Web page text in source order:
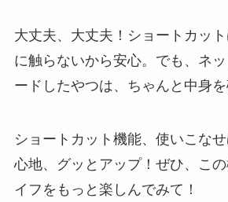
大丈夫、大丈夫！ショートカッ
に触らないから安心。でも、ネ
ードしたやつは、ちゃんと中身を
ショートカット機能、使いこな
心地、グッとアップ！ぜひ、こ
イフをもっと楽しんでみて！